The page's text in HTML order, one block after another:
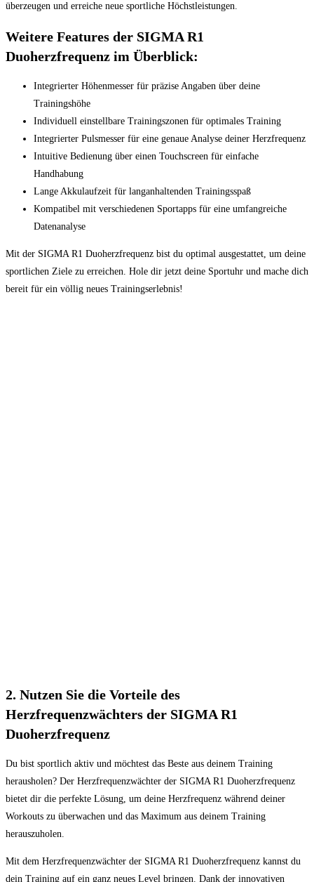
überzeugen und erreiche neue sportliche Höchstleistungen.
Weitere Features der SIGMA R1
Duoherzfrequenz im Überblick:
Integrierter Höhenmesser für präzise Angaben über deine
Trainingshöhe
Individuell einstellbare Trainingszonen für optimales Training
Integrierter Pulsmesser für eine genaue Analyse deiner Herzfrequenz
Intuitive Bedienung über einen Touchscreen für einfache
Handhabung
Lange Akkulaufzeit für langanhaltenden Trainingsspaß
Kompatibel mit verschiedenen Sportapps für eine umfangreiche
Datenanalyse
Mit der SIGMA R1 Duoherzfrequenz bist du optimal ausgestattet, um deine
sportlichen Ziele zu erreichen. Hole dir jetzt deine Sportuhr und mache dich
bereit für ein völlig neues Trainingserlebnis!
2. Nutzen Sie die Vorteile des
Herzfrequenzwächters der SIGMA R1
Duoherzfrequenz
Du bist sportlich aktiv und möchtest das Beste aus deinem Training
herausholen? Der Herzfrequenzwächter der SIGMA R1 Duoherzfrequenz
bietet dir die perfekte Lösung, um deine Herzfrequenz während deiner
Workouts zu überwachen und das Maximum aus deinem Training
herauszuholen.
Mit dem Herzfrequenzwächter der SIGMA R1 Duoherzfrequenz kannst du
dein Training auf ein ganz neues Level bringen. Dank der innovativen